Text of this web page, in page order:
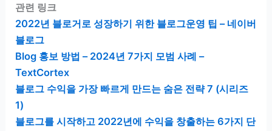
관련 링크
2022년 블로거로 성장하기 위한 블로그운영 팁 – 네이버
블로그
Blog 홍보 방법 – 2024년 7가지 모범 사례 –
TextCortex
블로그 수익을 가장 빠르게 만드는 숨은 전략 7 (시리즈
1)
블로그를 시작하고 2022년에 수익을 창출하는 6가지 단